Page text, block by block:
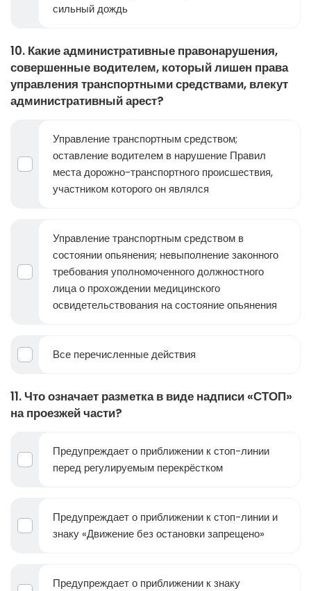
сильный дождь
10. Какие административные правонарушения,
совершенные водителем, который лишен права
управления транспортными средствами, влекут
административный арест?
Управление транспортным средством;
оставление водителем в нарушение Правил
места дорожно-транспортного происшествия,
участником которого он являлся
Управление транспортным средством в
состоянии опьянения; невыполнение законного
требования уполномоченного должностного
лица о прохождении медицинского
освидетельствования на состояние опьянения
Все перечисленные действия
11. Что означает разметка в виде надписи «СТОП»
на проезжей части?
Предупреждает о приближении к стоп-линии
перед регулируемым перекрёстком
Предупреждает о приближении к стоп-линии и
знаку «Движение без остановки запрещено»
Предупреждает о приближении к знаку